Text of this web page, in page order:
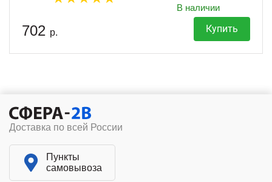
В наличии
702 р. Купить
Доставка по всей России
Пункты
самовывоза